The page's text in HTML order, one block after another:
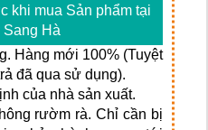
khi mua Sản phẩm tại
Sang Hà
Hàng mới 100% (Tuyệt
đã qua sử dụng).
của nhà sản xuất.
rườm rà. Chỉ cần bị